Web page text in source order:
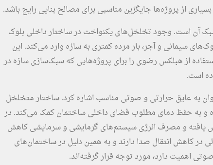
از پروژه‌ها جایگزین مناسبی برای مصالح بنایی رایج باشد.
آن است. وجود تخلخل‌های یکنواخت در ساختار داخلی بلوک
سیمانی و آجر، بار مرده کمتری به سازه وارد می‌کند. این
از هبلکس رضوی را برای پروژه‌هایی که سبک‌سازی سازه در
است.
به عایق حرارتی و صوتی مناسب اشاره کرد. ساختار متخلخل
و به حفظ دمای مطلوب فضای داخلی ساختمان کمک می‌کند. در
یافته و مصرف انرژی سیستم‌های گرمایشی و سرمایشی کاهش
در کاهش انتقال صدا دارند و به همین دلیل در ساختمان‌های
اهمیت دارد، مورد توجه قرار گرفته‌اند.